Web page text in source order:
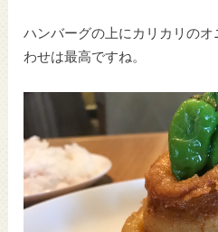
ハンバーグの上にカリカリの
わせは最高ですね。